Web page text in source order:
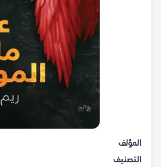
المؤلف
التصنيف